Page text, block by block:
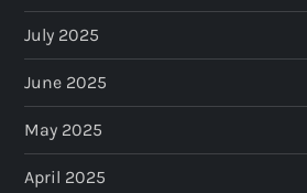
July 2025
June 2025
May 2025
April 2025